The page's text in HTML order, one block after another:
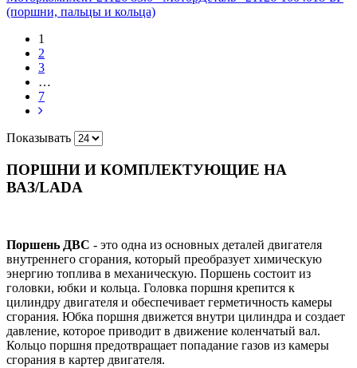
(поршни, пальцы и кольца)
1
2
3
…
7
Показывать
ПОРШНИ И КОМПЛЕКТУЮЩИЕ НА
ВАЗ/LADA
Поршень ДВС - это одна из основных деталей двигателя
внутреннего сгорания, который преобразует химическую
энергию топлива в механическую. Поршень состоит из
головки, юбки и кольца. Головка поршня крепится к
цилиндру двигателя и обеспечивает герметичность камеры
сгорания. Юбка поршня движется внутри цилиндра и создает
давление, которое приводит в движение коленчатый вал.
Кольцо поршня предотвращает попадание газов из камеры
сгорания в картер двигателя.